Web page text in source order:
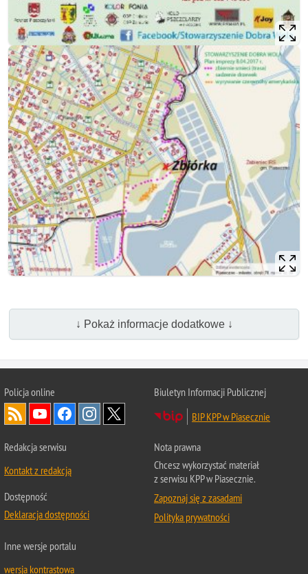
↓ Pokaż informacje dodatkowe ↓
Policja online
Biuletyn Informacji Publicznej
BIP KPP w Piasecznie
Redakcja serwisu
Kontakt z redakcją
Dostępność
Deklaracja dostępności
Nota prawna
Chcesz wykorzystać materiał
z serwisu KPP w Piasecznie.
Zapoznaj się z zasadami
Polityka prywatności
Inne wersje portalu
wersja kontrastowa